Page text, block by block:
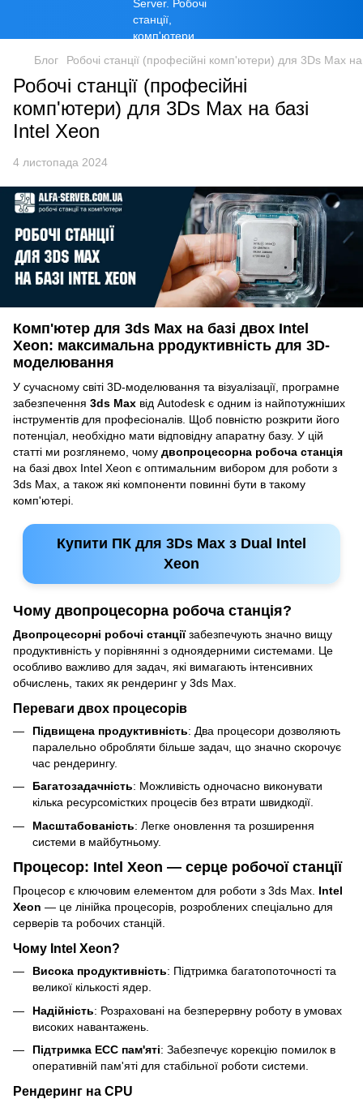
Блог Робочі станції (професійні комп'ютери) для 3Ds Max
Робочі станції (професійні
комп'ютери) для 3Ds Max на базі
Intel Xeon
4 листопада 2024
Комп'ютер для 3ds Max на базі двох Intel
Xeon: максимальна рродуктивність для 3D-
моделювання
У сучасному світі 3D-моделювання та візуалізації, програмне
забезпечення 3ds Max від Autodesk є одним із найпотужніших
інструментів для професіоналів. Щоб повністю розкрити його
потенціал, необхідно мати відповідну апаратну базу. У цій
статті ми розглянемо, чому двопроцесорна робоча станція
на базі двох Intel Xeon є оптимальним вибором для роботи з
3ds Max, а також які компоненти повинні бути в такому
комп'ютері.
Купити ПК для 3Ds Max з Dual Intel
Xeon
Чому двопроцесорна робоча станція?
Двопроцесорні робочі станціїзабезпечують значно вищу
продуктивність у порівнянні з одноядерними системами. Це
особливо важливо для задач, які вимагають інтенсивних
обчислень, таких як рендеринг у 3ds Max.
Переваги двох процесорів
Підвищена продуктивність: Два процесори дозволяють
паралельно обробляти більше задач, що значно скорочує
час рендерингу.
Багатозадачність: Можливість одночасно виконувати
кілька ресурсомістких процесів без втрати швидкодії.
Масштабованість: Легке оновлення та розширення
системи в майбутньому.
Процесор: Intel Xeon — серце робочої станції
Процесор є ключовим елементом для роботи з 3ds Max. Intel
Xeon — це лінійка процесорів, розроблених спеціально для
серверів та робочих станцій.
Чому Intel Xeon?
Висока продуктивність: Підтримка багатопоточності та
великої кількості ядер.
Надійність: Розраховані на безперервну роботу в умовах
високих навантажень.
Підтримка ECC пам'яті: Забезпечує корекцію помилок в
оперативній пам'яті для стабільної роботи системи.
Рендеринг на CPU